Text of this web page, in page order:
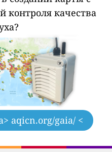
контроля качества
> aqicn.org/gaia/ <